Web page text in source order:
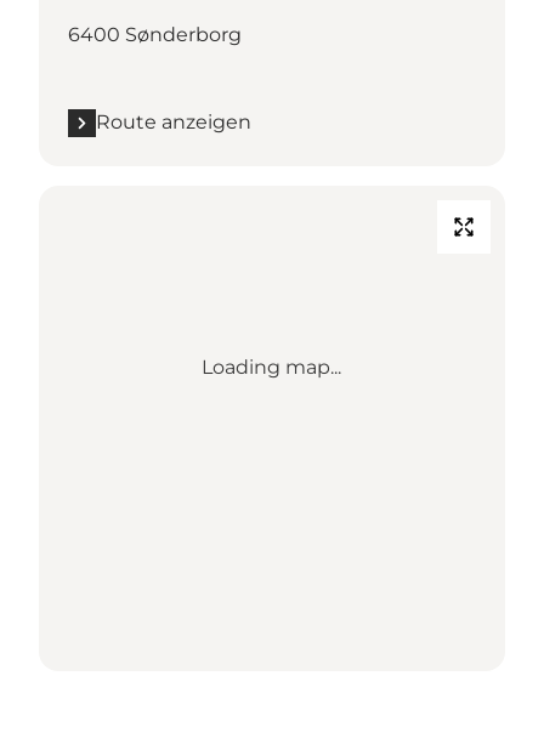
6400 Sønderborg
Route anzeigen
Loading map...